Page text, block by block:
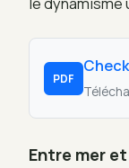
PDF
Entre mer